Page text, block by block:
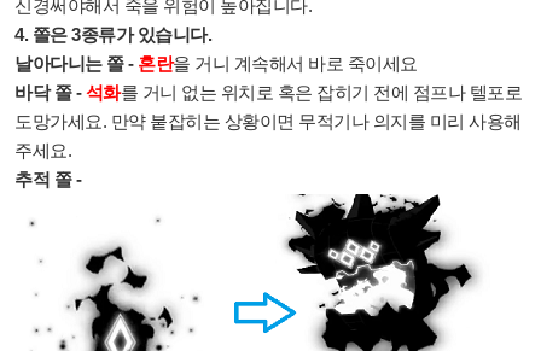
신경써야해서 죽을 위험이 높아집니다.
4. 쫄은 3종류가 있습니다.
날아다니는 쫄 - 혼란을 거니 계속해서 바로 죽이세요
바닥 쫄 -석화를 거니 없는 위치로 혹은 잡히기 전에 점프나 텔포로
도망가세요. 만약 붙잡히는 상황이면 무적기나 의지를 미리 사용해
주세요.
추적 쫄 -